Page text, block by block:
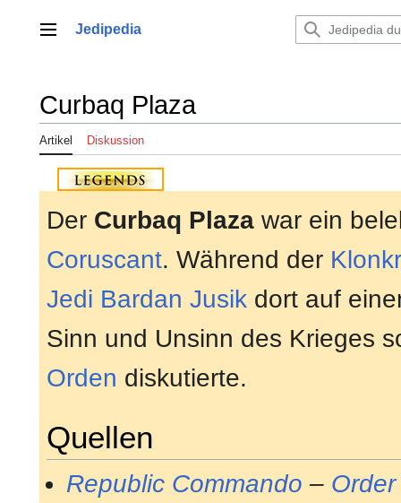
springenHauptmenü
Jedipedia
Curbaq Plaza
Artikel Diskussion
Der Curbaq Plaza war ein
Coruscant. Während der
Jedi Bardan Jusik dort auf
Sinn und Unsinn des Krieges
Orden diskutierte.
Quellen
Republic Commando –